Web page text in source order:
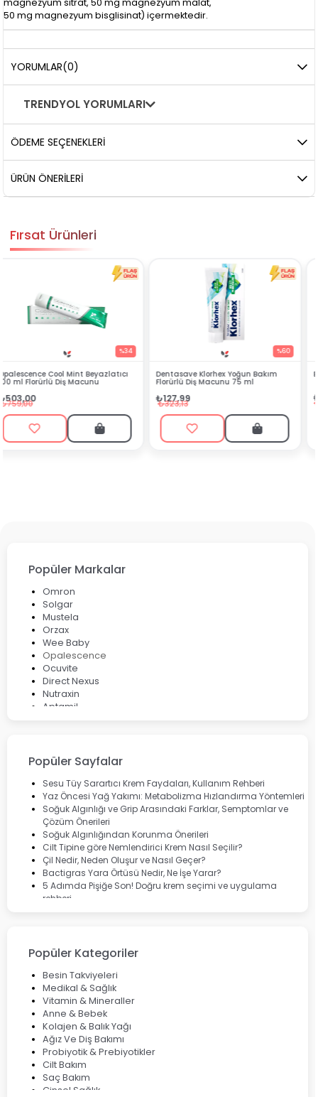
magnezyum sitrat, 50 mg magnezyum malat,
50 mg magnezyum bisglisinat) içermektedir.
YORUMLAR(0)
TRENDYOL YORUMLARI
ÖDEME SEÇENEKLERI
ÜRÜN ÖNERILERI
Fırsat Ürünleri
Dentasave Klorhex Yoğun Bakım
Florürlü Diş Macunu 75 ml
₺127,99
₺323,13
Black Berry Bitkisel Sprey 25 ml
₺90,99
₺199,90
Popüler Markalar
Omron
Solgar
Mustela
Orzax
Wee Baby
Opalescence
Ocuvite
Direct Nexus
Nutraxin
Aptamil
Lansinoh
Cebrolux
Dermoskin
Marvis
Rcfarma
Popüler Sayfalar
Sesu Tüy Sarartıcı Krem Faydaları, Kullanım Rehberi
Yaz Öncesi Yağ Yakımı: Metabolizma Hızlandırma Yöntemleri
Soğuk Algınlığı ve Grip Arasındaki Farklar, Semptomlar ve
Çözüm Önerileri
Soğuk Algınlığından Korunma Önerileri
Cilt Tipine göre Nemlendirici Krem Nasıl Seçilir?
Çil Nedir, Neden Oluşur ve Nasıl Geçer?
Bactigras Yara Örtüsü Nedir, Ne İşe Yarar?
5 Adımda Pişiğe Son! Doğru krem seçimi ve uygulama
rehberi
Çözüm Yolları
Bocavirüs Enfeksiyonu Hakkında Bilmeniz Gerekenler
Deep Flex Topraklama Matı Nedir? Detaylı Rehber
Mumiyo Nedir? Faydaları ve Kullanım Alanları Nelerdir?
Popüler Kategoriler
Besin Takviyeleri
Medikal & Sağlık
Vitamin & Mineraller
Anne & Bebek
Kolajen & Balık Yağı
Ağız Ve Diş Bakımı
Probiyotik & Prebiyotikler
Cilt Bakım
Saç Bakım
Cinsel Sağlık